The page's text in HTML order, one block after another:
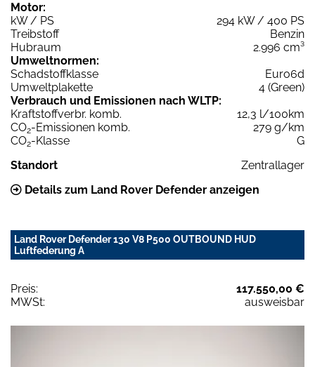
Motor:
kW / PS
294 kW / 400 PS
Treibstoff
Benzin
Hubraum
2.996 cm³
Umweltnormen:
Schadstoffklasse
Euro6d
Umweltplakette
4 (Green)
Verbrauch und Emissionen nach WLTP:
Kraftstoffverbr. komb.
12,3 l/100km
CO2-Emissionen komb.
279 g/km
CO2-Klasse
G
Standort
Zentrallager
Details zum Land Rover Defender anzeigen
Land Rover Defender 130 V8 P500 OUTBOUND HUD
Luftfederung A
Preis:
117.550,00 €
MWSt:
ausweisbar